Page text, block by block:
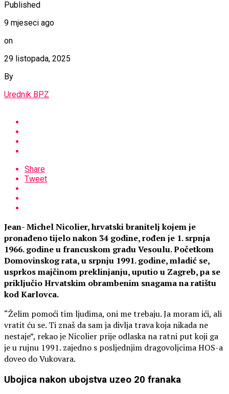
Published
9 mjeseci ago
on
29 listopada, 2025
By
Urednik BPZ
Share
Tweet
Jean- Michel Nicolier, hrvatski branitelj kojem je
pronađeno tijelo nakon 34 godine, rođen je 1. srpnja
1966. godine u francuskom gradu Vesoulu. Početkom
Domovinskog rata, u srpnju 1991. godine, mladić se,
usprkos majčinom preklinjanju, uputio u Zagreb, pa se
priključio Hrvatskim obrambenim snagama na ratištu
kod Karlovca.
“Želim pomoći tim ljudima, oni me trebaju. Ja moram ići, ali
vratit ću se. Ti znaš da sam ja divlja trava koja nikada ne
nestaje”, rekao je Nicolier prije odlaska na ratni put koji ga
je u rujnu 1991. zajedno s posljednjim dragovoljcima HOS-a
doveo do Vukovara.
Ubojica nakon ubojstva uzeo 20 franaka